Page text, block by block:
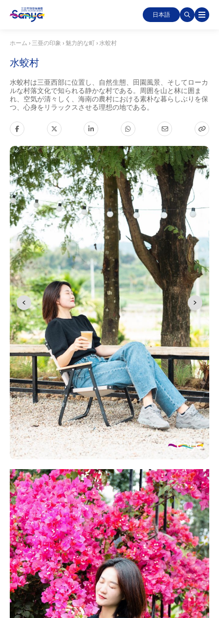
日本語
ホーム › 三亜の印象 › 魅力的な町 › 水蛟村
水蛟村
水蛟村は三亜西部に位置し、自然生態、田園風景、そしてローカ
ルな村落文化で知られる静かな村である。周囲を山と林に囲ま
れ、空気が清々しく、海南の農村における素朴な暮らしぶりを保
つ、心身をリラックスさせる理想の地である。